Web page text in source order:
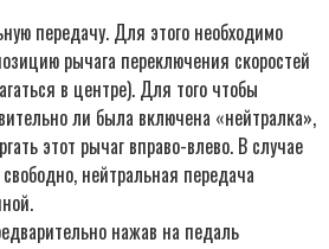
передачу. Для этого необходимо
рычага переключения скоростей
в центре). Для того чтобы
ли была включена «нейтралка»,
этот рычаг вправо-влево. В случае
нейтральная передача
нажав на педаль